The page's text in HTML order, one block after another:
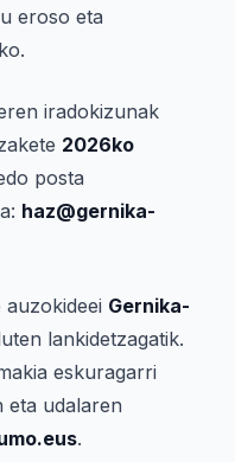
eroso eta
iradokizunak
2026ko
posta
haz@gernika-
Gernika-
lankidetzagatik.
eskuragarri
eta udalaren
.